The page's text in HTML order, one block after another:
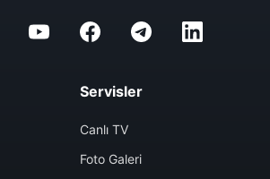
Servisler
Canlı TV
Foto Galeri